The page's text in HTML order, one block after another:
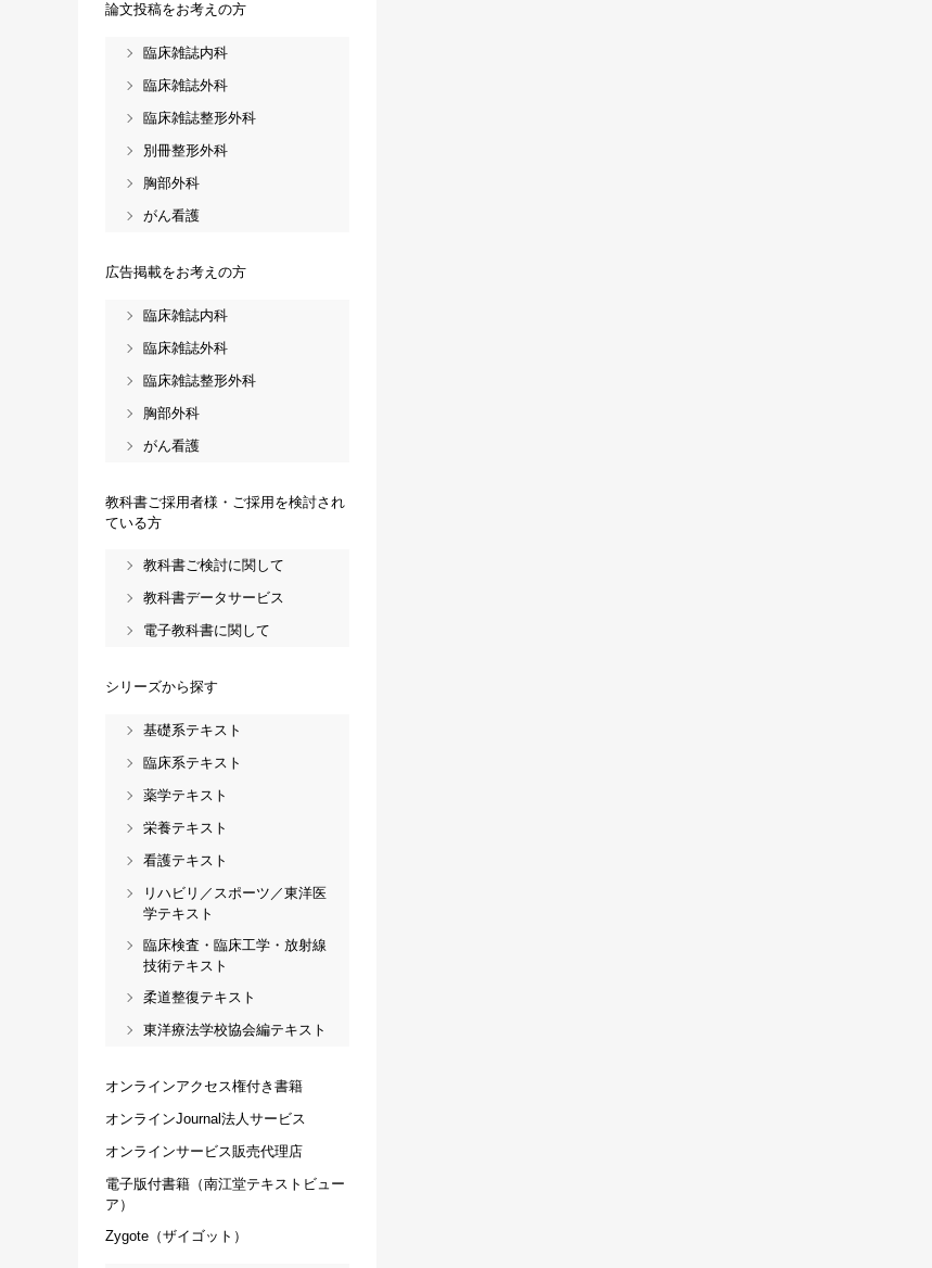
論文投稿をお考えの方
臨床雑誌内科
臨床雑誌外科
臨床雑誌整形外科
別冊整形外科
胸部外科
がん看護
広告掲載をお考えの方
臨床雑誌内科
臨床雑誌外科
臨床雑誌整形外科
胸部外科
がん看護
教科書ご採用者様・ご採用を検討され
ている方
教科書ご検討に関して
教科書データサービス
電子教科書に関して
シリーズから探す
基礎系テキスト
臨床系テキスト
薬学テキスト
栄養テキスト
看護テキスト
リハビリ／スポーツ／東洋医
学テキスト
臨床検査・臨床工学・放射線
技術テキスト
柔道整復テキスト
東洋療法学校協会編テキスト
オンラインアクセス権付き書籍
オンラインJournal法人サービス
オンラインサービス販売代理店
電子版付書籍（南江堂テキストビュー
ア）
Zygote（ザイゴット）